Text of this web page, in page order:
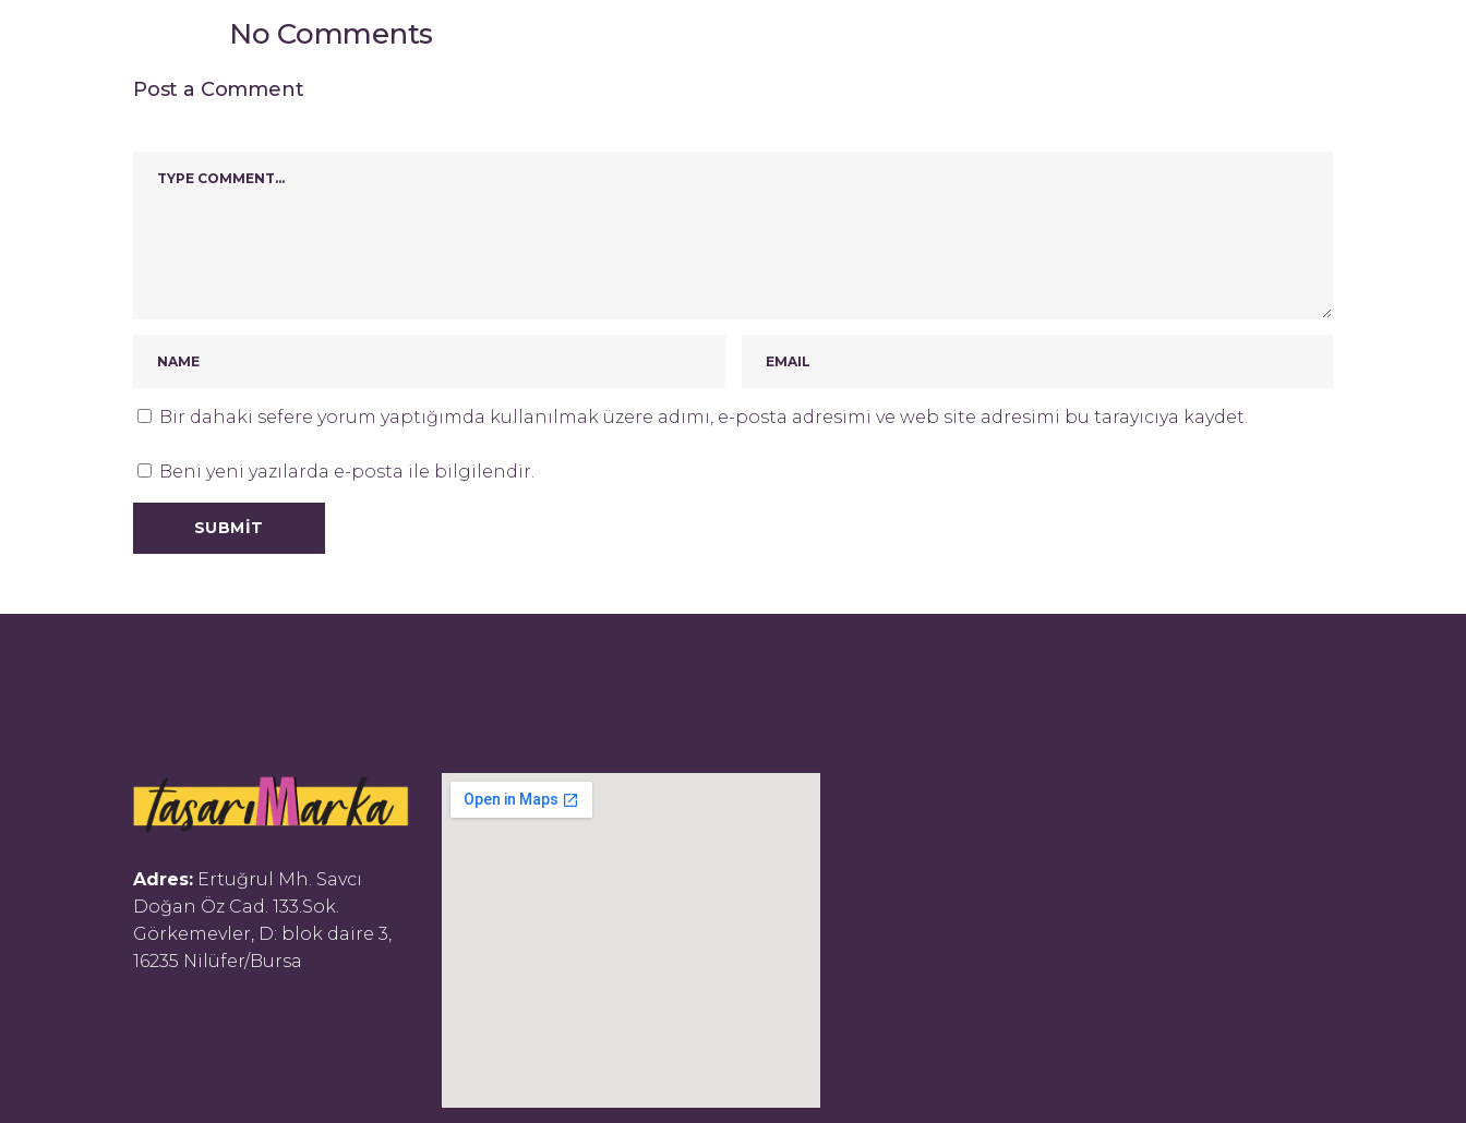
No Comments
Post a Comment
Bir dahaki sefere yorum yaptığımda kullanılmak üzere adımı, e-posta adresimi ve web site adresimi bu tarayıcıya kaydet.
Beni yeni yazılarda e-posta ile bilgilendir.
Adres: Ertuğrul Mh. Savcı
Doğan Öz Cad. 133.Sok.
Görkemevler, D: blok daire 3,
16235 Nilüfer/Bursa